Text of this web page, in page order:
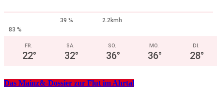
39 %
2.2kmh
83 %
FR.
22°
SA.
32°
SO.
36°
MO.
36°
DI.
28°
Das Mainz&-Dossier zur Flut im Ahrtal